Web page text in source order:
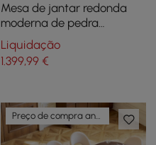
Mesa de jantar redonda
moderna de pedra
sinterizada de 59,1
polegadas, branca e
dourada, acomoda 4-6
Liquidação
1.399,99€
Preço de compra antecipada